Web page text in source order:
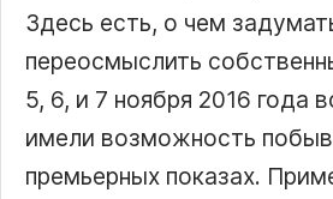
Здесь есть, о чем
переосмыслить
5, 6, и 7 ноября 2016 года
имели возможность
премьерных показах.